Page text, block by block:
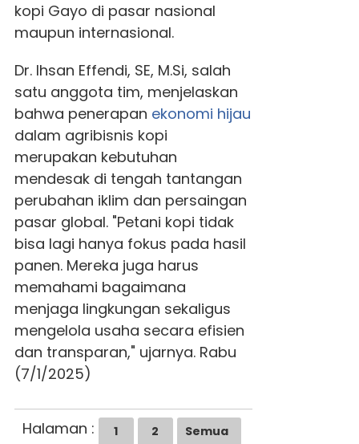
kopi Gayo di pasar nasional
maupun internasional.
Dr. Ihsan Effendi, SE, M.Si, salah
satu anggota tim, menjelaskan
bahwa penerapan ekonomi hijau
dalam agribisnis kopi
merupakan kebutuhan
mendesak di tengah tantangan
perubahan iklim dan persaingan
pasar global. "Petani kopi tidak
bisa lagi hanya fokus pada hasil
panen. Mereka juga harus
memahami bagaimana
menjaga lingkungan sekaligus
mengelola usaha secara efisien
dan transparan," ujarnya. Rabu
(7/1/2025)
Halaman : 1 2 Semua